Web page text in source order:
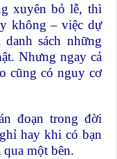
xuyên bỏ lễ, thì
không – việc dự
sách những
Nhưng ngay cả
cũng có nguy cơ
đoạn trong đời
hay khi có bạn
qua một bên.